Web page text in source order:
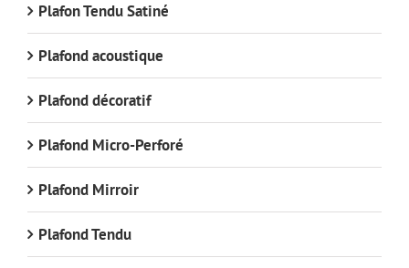
Plafon Tendu Satiné
Plafond acoustique
Plafond décoratif
Plafond Micro-Perforé
Plafond Mirroir
Plafond Tendu